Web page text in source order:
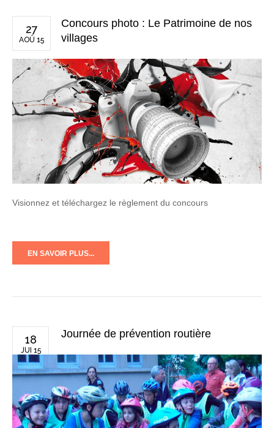
27
AOÛ 15
Concours photo : Le Patrimoine de nos
villages
Visionnez et téléchargez le règlement du concours
EN SAVOIR PLUS...
18
JUI 15
Journée de prévention routière